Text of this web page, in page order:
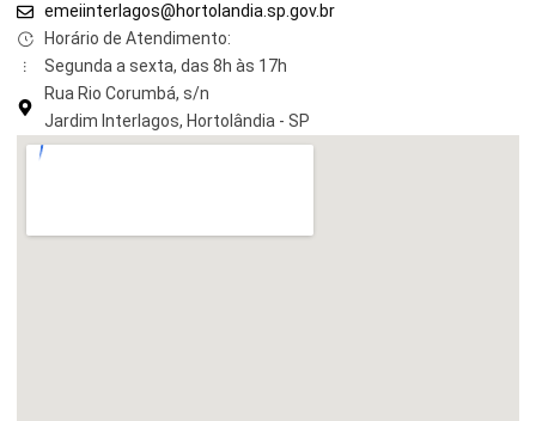
emeiinterlagos@hortolandia.sp.gov.br
Horário de Atendimento:
Segunda a sexta, das 8h às 17h
Rua Rio Corumbá, s/n
Jardim Interlagos, Hortolândia - SP